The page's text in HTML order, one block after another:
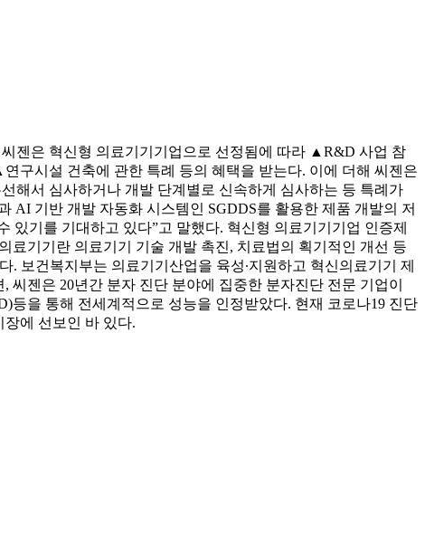
젠은 혁신형 의료기기기업으로 선정됨에 따라 ▲R&D 사업 참
시설 건축에 관한 특례 등의 혜택을 받는다. 이에 더해 씨젠은
해서 심사하거나 개발 단계별로 신속하게 심사하는 등 특례가
AI 기반 개발 자동화 시스템인 SGDDS를 활용한 제품 개발의 저
있기를 기대하고 있다”고 말했다. 혁신형 의료기기기업 인증제
료기기란 의료기기 기술 개발 촉진, 치료법의 획기적인 개선 등
보건복지부는 의료기기산업을 육성∙지원하고 혁신의료기기 제
젠은 20년간 분자 진단 분야에 집중한 분자진단 전문 기업이
을 통해 전세계적으로 성능을 인정받았다. 현재 코로나19 진단
에 선보인 바 있다.